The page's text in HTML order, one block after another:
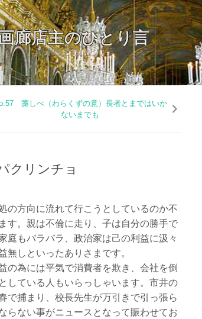
廊店主のひとり言
画廊店主のひとり言
藁しべ（わらくずの意）長者とまではいか
ないまでも
クリンチョ
の方向に流れて行こうとしているのか不
す。親は不倫に走り、子は自分の勝手で
庭もバラバラ、政治家は己の利益に汲々
無しといったありさまです。
の為には平気で消費者を欺き、会社を倒
している人もいらっしゃいます。市井の
で捕まり、校長先生が万引きで引っ張ら
らない事がニュースとなって賑わせてお